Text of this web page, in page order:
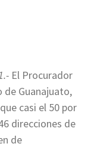
El Procurador
de Guanajuato,
casi el 50 por
direcciones de
de